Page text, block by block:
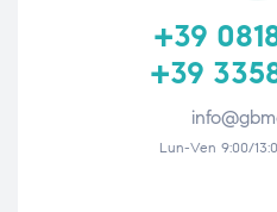
+39
+39
Lun-Ven 9:00/